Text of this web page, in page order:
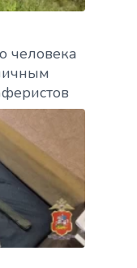
человека